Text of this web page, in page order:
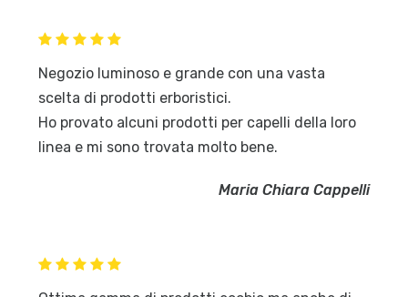
Negozio luminoso e grande con una vasta
scelta di prodotti erboristici.
Ho provato alcuni prodotti per capelli della loro
linea e mi sono trovata molto bene.
Maria Chiara Cappelli